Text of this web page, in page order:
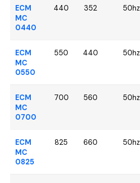
ECM
MC
0440
440 352 50hz
ECM
MC
0550
550 440 50hz
ECM
MC
0700
700 560 50hz
ECM
MC
0825
825 660 50hz